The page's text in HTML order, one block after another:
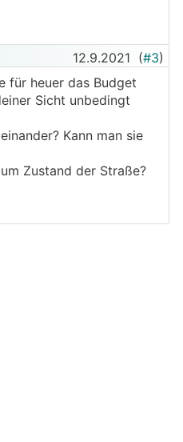
12.9.2021 (#3)
für heuer das Budget
Sicht unbedingt
Kann man sie
Zustand der Straße?